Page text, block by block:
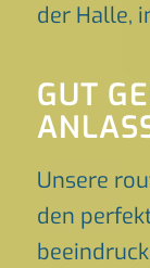
der Halle,
GUT
Unsere
den